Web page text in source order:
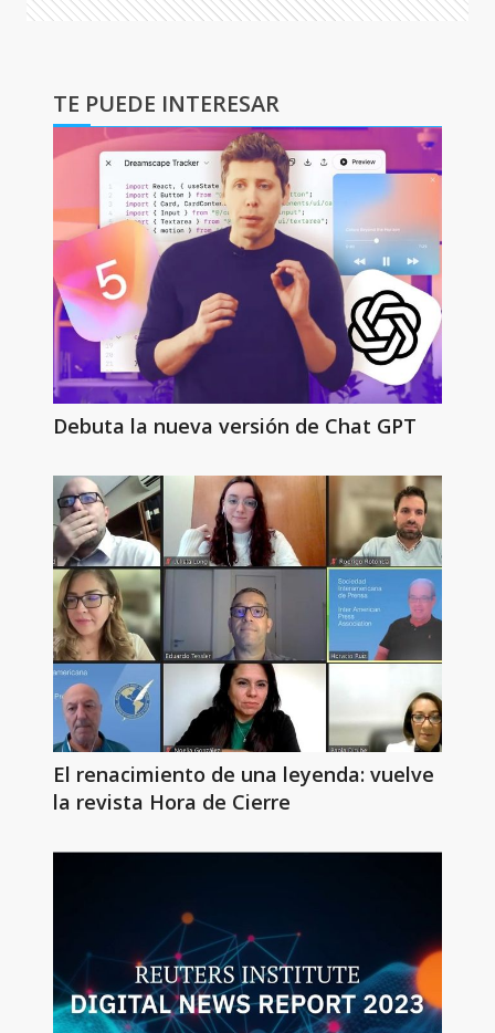
TE PUEDE INTERESAR
Debuta la nueva versión de Chat GPT
El renacimiento de una leyenda: vuelve
la revista Hora de Cierre